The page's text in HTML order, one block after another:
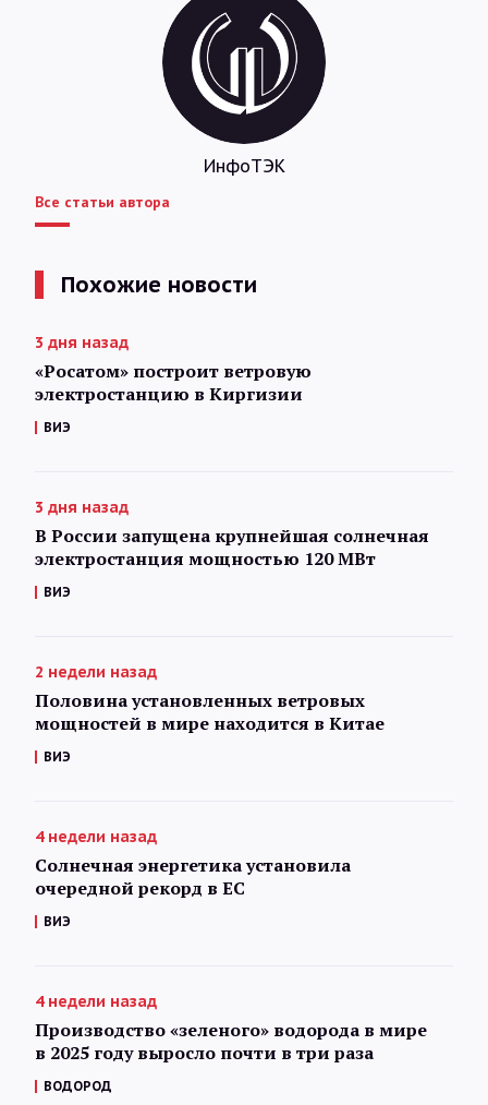
ИнфоТЭК
Все статьи автора
Похожие новости
3 дня назад
«Росатом» построит ветровую
электростанцию в Киргизии
ВИЭ
3 дня назад
В России запущена крупнейшая солнечная
электростанция мощностью 120 МВт
ВИЭ
2 недели назад
Половина установленных ветровых
мощностей в мире находится в Китае
ВИЭ
4 недели назад
Солнечная энергетика установила
очередной рекорд в ЕС
ВИЭ
4 недели назад
Производство «зеленого» водорода в мире
в 2025 году выросло почти в три раза
ВОДОРОД